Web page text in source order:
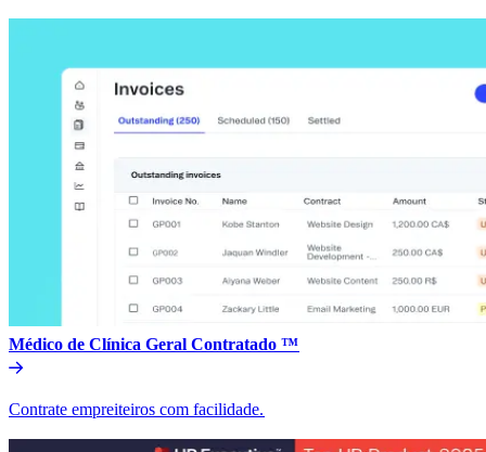
Médico de Clínica Geral Contratado ™​​
Contrate empreiteiros com facilidade.​​